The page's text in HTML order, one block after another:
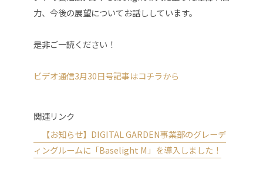
力、今後の展望についてお話ししています。
是非ご一読ください！
ビデオ通信3月30日号記事はコチラから
関連リンク
【お知らせ】DIGITAL GARDEN事業部のグレーデ
ィングルームに「Baselight M」を導入しました！